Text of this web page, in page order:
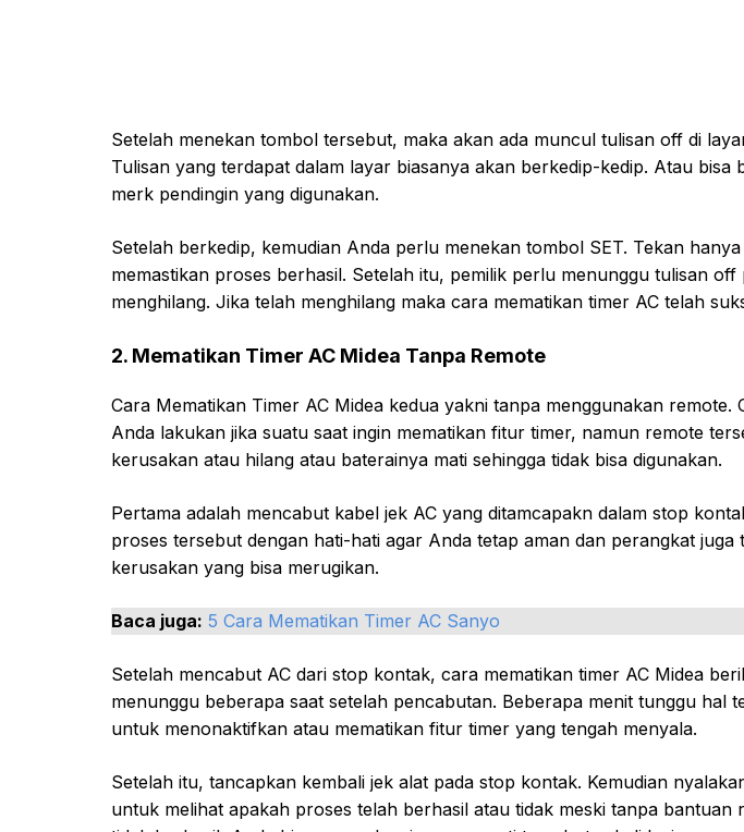
Setelah menekan tombol tersebut, maka akan ada muncul tulisan off di
Tulisan yang terdapat dalam layar biasanya akan berkedip-kedip. Atau bisa
merk pendingin yang digunakan.
Setelah berkedip, kemudian Anda perlu menekan tombol SET. Tekan
memastikan proses berhasil. Setelah itu, pemilik perlu menunggu tulisan off
menghilang. Jika telah menghilang maka cara mematikan timer AC telah
2. Mematikan Timer AC Midea Tanpa Remote
Cara Mematikan Timer AC Midea kedua yakni tanpa menggunakan remote.
Anda lakukan jika suatu saat ingin mematikan fitur timer, namun remote
kerusakan atau hilang atau baterainya mati sehingga tidak bisa digunakan.
Pertama adalah mencabut kabel jek AC yang ditamcapakn dalam stop
proses tersebut dengan hati-hati agar Anda tetap aman dan perangkat juga
kerusakan yang bisa merugikan.
Baca juga: 5 Cara Mematikan Timer AC Sanyo
Setelah mencabut AC dari stop kontak, cara mematikan timer AC Midea
menunggu beberapa saat setelah pencabutan. Beberapa menit tunggu hal
untuk menonaktifkan atau mematikan fitur timer yang tengah menyala.
Setelah itu, tancapkan kembali jek alat pada stop kontak. Kemudian
untuk melihat apakah proses telah berhasil atau tidak meski tanpa bantuan